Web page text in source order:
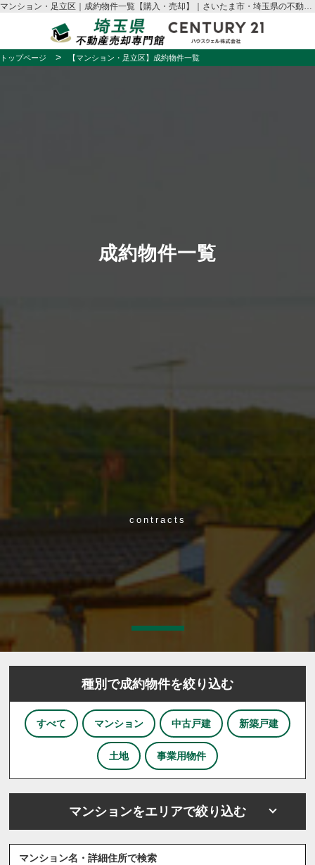
マンション・足立区｜成約物件一覧【購入・売却】｜さいたま市・埼玉県の不動産売却はハウスウェル
トップページ 【マンション・足立区】成約物件一覧
成約物件一覧
contracts
種別で成約物件を絞り込む
すべて マンション 中古戸建 新築戸建
土地 事業用物件
マンションをエリアで絞り込む
マンション名・詳細住所で検索